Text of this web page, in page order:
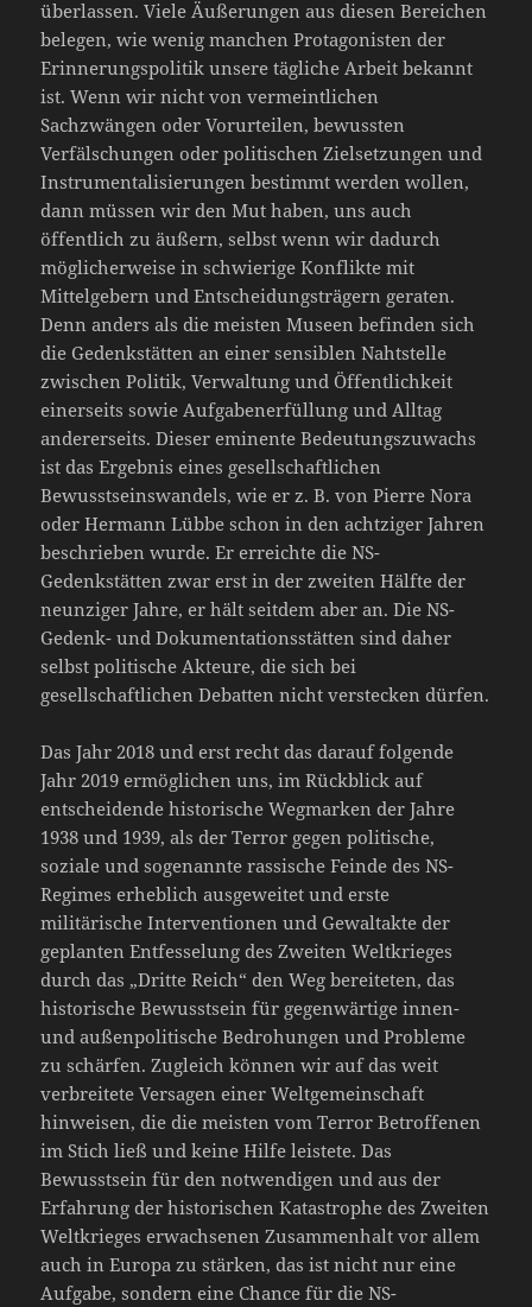
überlassen. Viele Äußerungen aus diesen Bereichen
belegen, wie wenig manchen Protagonisten der
Erinnerungspolitik unsere tägliche Arbeit bekannt
ist. Wenn wir nicht von vermeintlichen
Sachzwängen oder Vorurteilen, bewussten
Verfälschungen oder politischen Zielsetzungen und
Instrumentalisierungen bestimmt werden wollen,
dann müssen wir den Mut haben, uns auch
öffentlich zu äußern, selbst wenn wir dadurch
möglicherweise in schwierige Konflikte mit
Mittelgebern und Entscheidungsträgern geraten.
Denn anders als die meisten Museen befinden sich
die Gedenkstätten an einer sensiblen Nahtstelle
zwischen Politik, Verwaltung und Öffentlichkeit
einerseits sowie Aufgabenerfüllung und Alltag
andererseits. Dieser eminente Bedeutungszuwachs
ist das Ergebnis eines gesellschaftlichen
Bewusstseinswandels, wie er z. B. von Pierre Nora
oder Hermann Lübbe schon in den achtziger Jahren
beschrieben wurde. Er erreichte die NS-
Gedenkstätten zwar erst in der zweiten Hälfte der
neunziger Jahre, er hält seitdem aber an. Die NS-
Gedenk- und Dokumentationsstätten sind daher
selbst politische Akteure, die sich bei
gesellschaftlichen Debatten nicht verstecken dürfen.
Das Jahr 2018 und erst recht das darauf folgende
Jahr 2019 ermöglichen uns, im Rückblick auf
entscheidende historische Wegmarken der Jahre
1938 und 1939, als der Terror gegen politische,
soziale und sogenannte rassische Feinde des NS-
Regimes erheblich ausgeweitet und erste
militärische Interventionen und Gewaltakte der
geplanten Entfesselung des Zweiten Weltkrieges
durch das „Dritte Reich“ den Weg bereiteten, das
historische Bewusstsein für gegenwärtige innen-
und außenpolitische Bedrohungen und Probleme
zu schärfen. Zugleich können wir auf das weit
verbreitete Versagen einer Weltgemeinschaft
hinweisen, die die meisten vom Terror Betroffenen
im Stich ließ und keine Hilfe leistete. Das
Bewusstsein für den notwendigen und aus der
Erfahrung der historischen Katastrophe des Zweiten
Weltkrieges erwachsenen Zusammenhalt vor allem
auch in Europa zu stärken, das ist nicht nur eine
Aufgabe, sondern eine Chance für die NS-